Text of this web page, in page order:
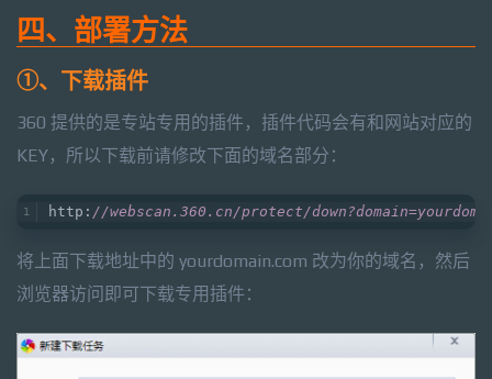
四、部署方法
①、下载插件
360 提供的是专站专用的插件，插件代码会有和网站对应的
KEY，所以下载前请修改下面的域名部分：
http: //webscan.360.cn/protect/
将上面下载地址中的 yourdomain.com 改为你的域名，然后
浏览器访问即可下载专用插件：